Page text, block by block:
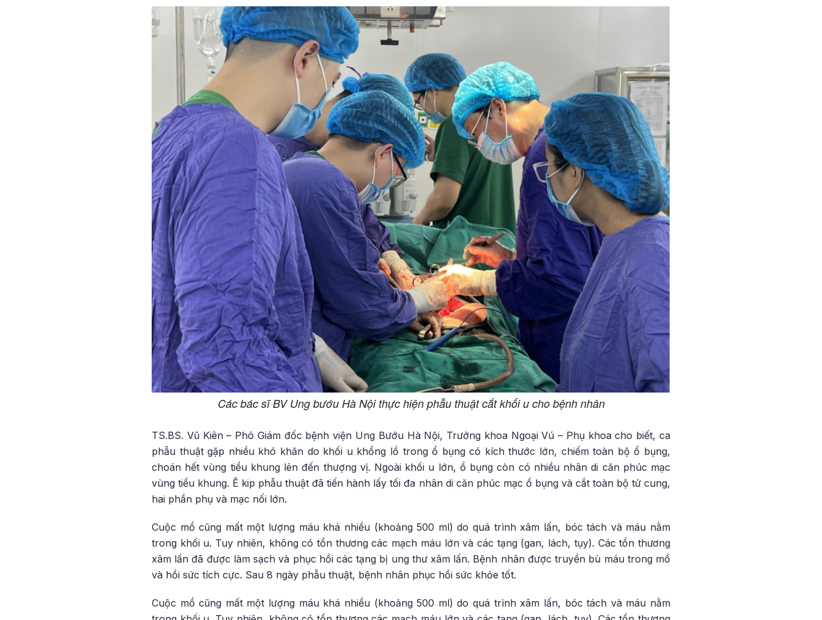
Các bác sĩ BV Ung bướu Hà Nội thực hiện phẫu thuật cắt khối u cho bệnh nhân
TS.BS. Vũ Kiên – Phó Giám đốc bệnh viện Ung Bướu Hà Nội, Trưởng khoa Ngoại Vú – Phụ khoa cho biết, ca
phẫu thuật gặp nhiều khó khăn do khối u khổng lồ trong ổ bụng có kích thước lớn, chiếm toàn bộ ổ bụng,
choán hết vùng tiểu khung lên đến thượng vị. Ngoài khối u lớn, ổ bụng còn có nhiều nhân di căn phúc mạc
vùng tiểu khung. Ê kip phẫu thuật đã tiến hành lấy tối đa nhân di căn phúc mạc ổ bụng và cắt toàn bộ tử cung,
hai phần phụ và mạc nối lớn.
Cuộc mổ cũng mất một lượng máu khá nhiều (khoảng 500 ml) do quá trình xâm lấn, bóc tách và máu nằm
trong khối u. Tuy nhiên, không có tổn thương các mạch máu lớn và các tạng (gan, lách, tụy). Các tổn thương
xâm lấn đã được làm sạch và phục hồi các tạng bị ung thư xâm lấn. Bệnh nhân được truyền bù máu trong mổ
và hồi sức tích cực. Sau 8 ngày phẫu thuật, bệnh nhân phục hồi sức khỏe tốt.
Cuộc mổ cũng mất một lượng máu khá nhiều (khoảng 500 ml) do quá trình xâm lấn, bóc tách và máu nằm